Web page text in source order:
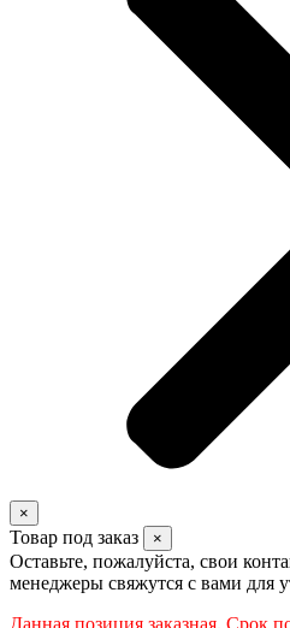
×
Товар под заказ ×
Оставьте, пожалуйста, свои
менеджеры свяжутся с вами для